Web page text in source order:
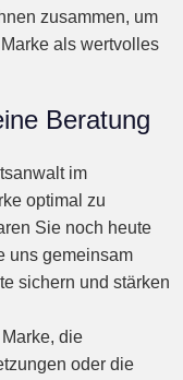
zusammen, um
als wertvolles
Beratung
im
optimal zu
Sie noch heute
uns gemeinsam
sichern und stärken
die
oder die